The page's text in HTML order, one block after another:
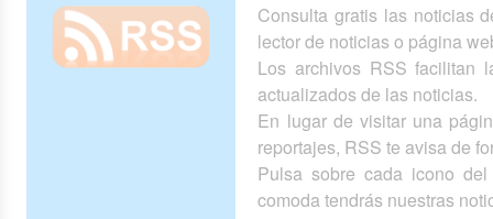
Consulta gratis las noticias
lector de noticias o página
Los archivos RSS facilitan
actualizados de las noticias.
En lugar de visitar una
reportajes, RSS te avisa de
Pulsa sobre cada icono
comoda tendrás nuestras